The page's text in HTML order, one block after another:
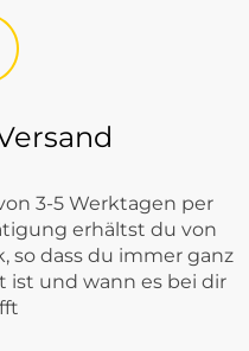
3-5 Werktagen per
erhältst du von
so dass du immer ganz
ist und wann es bei dir